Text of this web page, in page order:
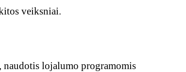
veiksniai.
lojalumo programomis